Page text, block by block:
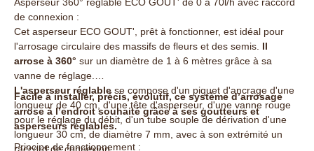
de connexion :
Cet asperseur ECO GOUT', prêt à fonctionner, est idéal pour
l'arrosage circulaire des massifs de fleurs et des semis. Il
arrose à 360° sur un diamètre de 1 à 6 mètres grâce à sa
vanne de réglage.
L'asperseur réglablese compose d'un piquet d'ancrage d'une
longueur de 40 cm, d'une tête d'asperseur, d'une vanne rouge
pour le réglage du débit, d'un tube souple de dérivation d'une
longueur 30 cm, de diamètre 7 mm, avec à son extrémité un
raccord de connexion.
Facile à installer, précis, évolutif, ce système d’arrosage
arrose à l’endroit souhaité grâce à ses goutteurs et
asperseurs réglables.
Principe de fonctionnement :